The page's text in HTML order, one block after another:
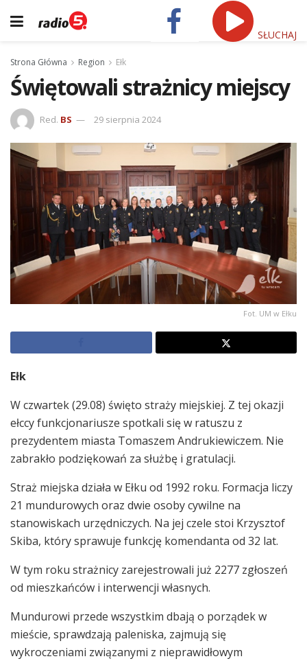
SŁUCHAJ
Strona Główna Region Ełk
Świętowali strażnicy miejscy
Red. BS 29 sierpnia 2024
Fot. UM w Ełku
Ełk
W czwartek (29.08) święto straży miejskiej. Z tej okazji
ełccy funkcjonariusze spotkali się w ratuszu z
prezydentem miasta Tomaszem Andrukiewiczem. Nie
zabrakło podziękowań za służbę i gratulacji.
Straż miejska działa w Ełku od 1992 roku. Formacja liczy
21 mundurowych oraz dwie osoby cywilne na
stanowiskach urzędniczych. Na jej czele stoi Krzysztof
Skiba, który sprawuje funkcję komendanta od 32 lat.
W tym roku strażnicy zarejestrowali już 2277 zgłoszeń
od mieszkańców i interwencji własnych.
Mundurowi przede wszystkim dbają o porządek w
mieście, sprawdzają paleniska, zajmują się
wykroczeniami związanymi z nieprawidłowym